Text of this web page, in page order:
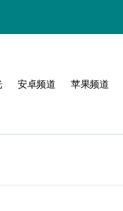
安卓频道 苹果频道